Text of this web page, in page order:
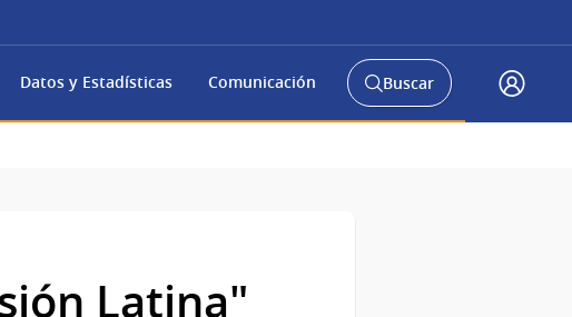
Datos y Estadísticas Comunicación
Abrir
buscador
Buscar
a
Latina"